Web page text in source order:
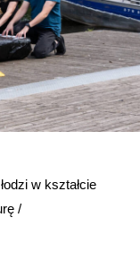
w kształcie
/